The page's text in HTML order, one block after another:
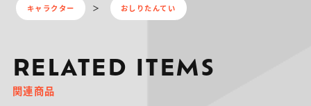
キャラクター おしりたんてい
RELATED ITEMS
関連商品